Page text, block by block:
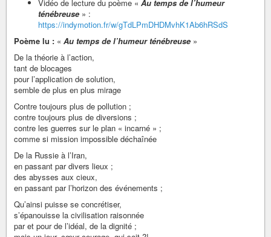
Vidéo de lecture du poème « Au temps de l’humeur
ténébreuse » :
https://indymotion.fr/w/gTdLPmDHDMvhK1Ab6hRSdS
Poème lu : « Au temps de l’humeur ténébreuse »
De la théorie à l’action,
tant de blocages
pour l’application de solution,
semble de plus en plus mirage
Contre toujours plus de pollution ;
contre toujours plus de diversions ;
contre les guerres sur le plan « incarné » ;
comme si mission impossible déchaînée
De la Russie à l’Iran,
en passant par divers lieux ;
des abysses aux cieux,
en passant par l’horizon des événements ;
Qu’ainsi puisse se concrétiser,
s’épanouisse la civilisation raisonnée
par et pour de l’idéal, de la dignité ;